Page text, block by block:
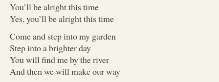
You’ll be alright this time
Yes, you’ll be alright this time
Come and step into my garden
Step into a brighter day
You will find me by the river
And then we will make our way